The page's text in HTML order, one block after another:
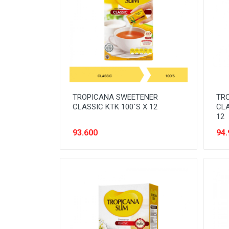
BATERAI & GAS
CONFECTIONARY
FILE SYSTEM
GULA
KEBUTUHAN HOTEL-RESTO
KEBUTUHAN KOKI
TROPICANA SWEETENER
CLASSIC KTK 100`S X 12
93.600
12